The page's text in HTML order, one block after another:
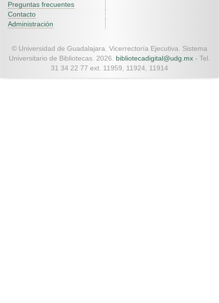
Preguntas frecuentes
Contacto
Administración
© Universidad de Guadalajara. Vicerrectoría Ejecutiva. Sistema
Universitario de Bibliotecas. 2026. bibliotecadigital@udg.mx - Tel.
31 34 22 77 ext. 11959, 11924, 11914